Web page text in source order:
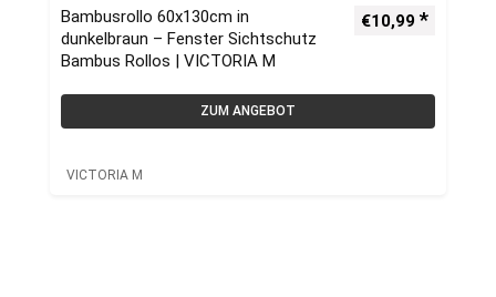
Bambusrollo 60x130cm in
dunkelbraun – Fenster Sichtschutz
Bambus Rollos | VICTORIA M
€10,99
ZUM ANGEBOT
VICTORIA M